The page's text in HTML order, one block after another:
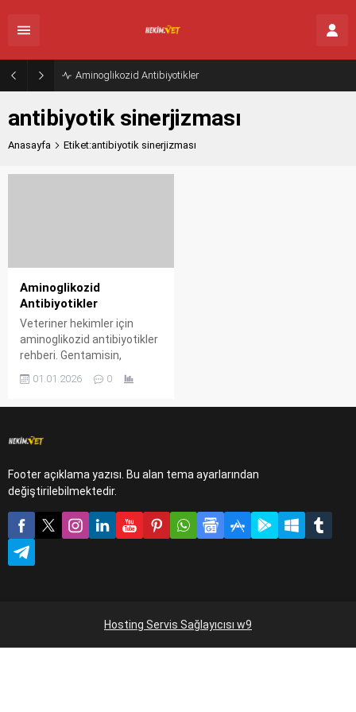
Aminoglikozid Antibiyotikler
antibiyotik sinerjizması
Anasayfa Etiket:antibiyotik sinerjizması
Aminoglikozid
Antibiyotikler
Veteriner hekimler için
aminoglikozid antibiyotikler
rehberi. Gentamisin,
dozajları, spektrumu ve
01.01.2026 0
Footer açıklama yazısı. Bu alan tema ayarlarından
değiştirilebilmektedir.
Hosting Servis Sağlayıcısı w9